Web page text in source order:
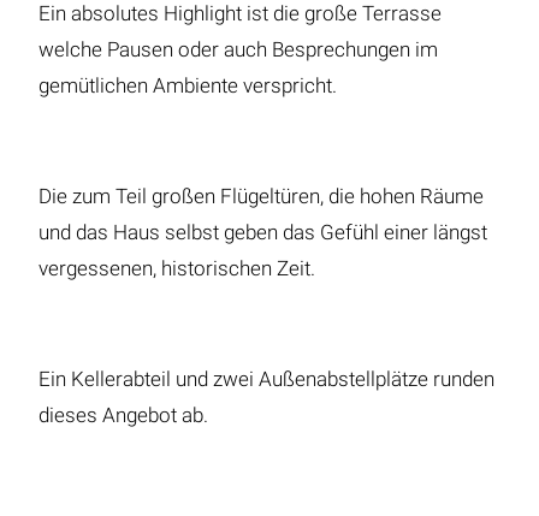
Ein absolutes Highlight ist die große Terrasse
welche Pausen oder auch Besprechungen im
gemütlichen Ambiente verspricht.
Die zum Teil großen Flügeltüren, die hohen Räume
und das Haus selbst geben das Gefühl einer längst
vergessenen, historischen Zeit.
Ein Kellerabteil und zwei Außenabstellplätze runden
dieses Angebot ab.